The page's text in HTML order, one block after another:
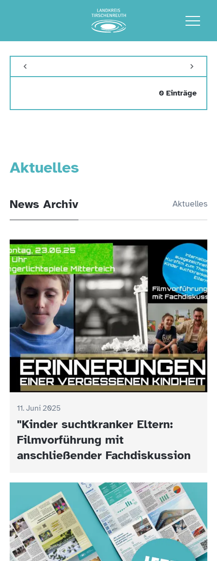
Aktuelles
News Archiv Aktuelles
11. Juni 2025
"Kinder suchtkranker Eltern:
Filmvorführung mit
anschließender Fachdiskussion
0 Einträge